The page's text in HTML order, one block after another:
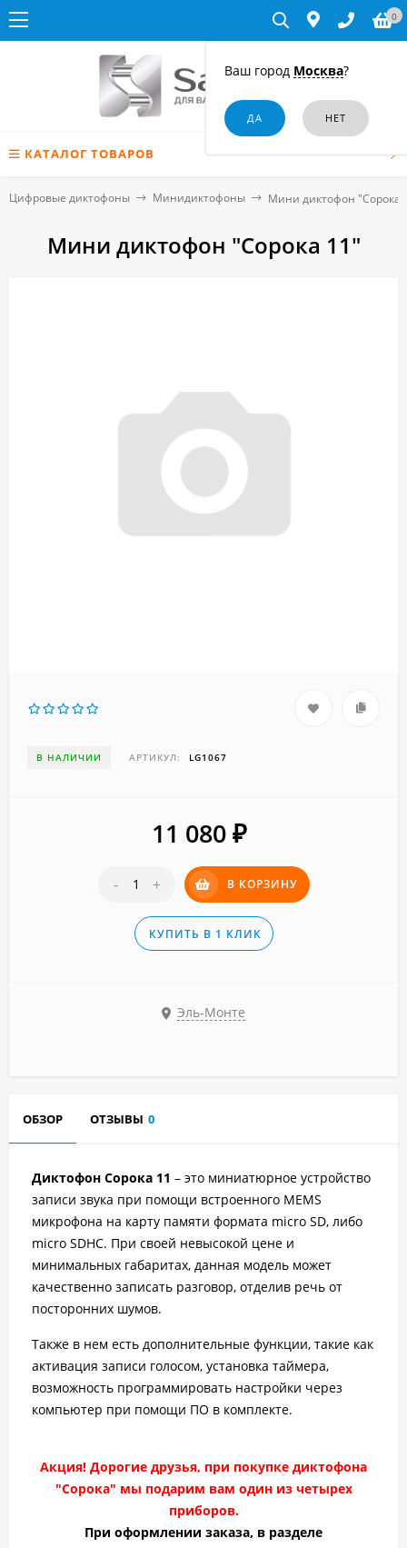
Ваш город Москва?
0
КАТАЛОГ ТОВАРОВ
Цифровые диктофоны Минидиктофоны Мини диктофон "Сорока
Мини диктофон "Сорока 11"
В НАЛИЧИИ АРТИКУЛ: LG1067
11 080 ₽
- + В КОРЗИНУ
КУПИТЬ В 1 КЛИК
Эль-Монте
ОБЗОР ОТЗЫВЫ 0
Диктофон Сорока 11 – это миниатюрное устройство
записи звука при помощи встроенного MEMS
микрофона на карту памяти формата micro SD, либо
micro SDHC. При своей невысокой цене и
минимальных габаритах, данная модель может
качественно записать разговор, отделив речь от
посторонних шумов.
Также в нем есть дополнительные функции, такие как
активация записи голосом, установка таймера,
возможность программировать настройки через
компьютер при помощи ПО в комплекте.
Акция! Дорогие друзья, при покупке диктофона
"Сорока" мы подарим вам один из четырех
приборов.
При оформлении заказа, в разделе